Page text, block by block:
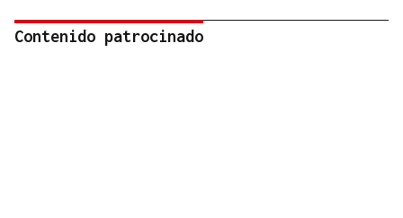
Contenido patrocinado